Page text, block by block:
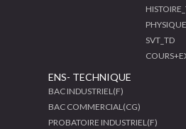
SVT_TD
ENS- TECHNIQUE
BAC INDUSTRIEL(F)
BAC COMMERCIAL(CG)
PROBATOIRE INDUSTRIEL(F)